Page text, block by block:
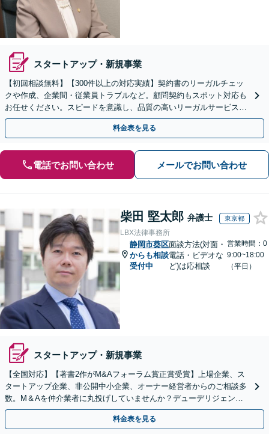
スタートアップ・新規事業
【初回相談無料】【300件以上の対応実績】契約書のリーガルチェッ
クや作成、企業間・従業員トラブルなど。顧問契約もスポット対応も
お任せください。スピードを意識し、品質の高いリーガルサービスを
提供に努めます【新静岡駅直結】【夜間・休日相談可】
料金表を見る
電話でお問い合わせ メールでお問い合わせ
柴田 堅太郎 弁護士 東京都
LBX法律事務所
静岡市葵区
からも相談
受付中
面談方法(対面・
電話・ビデオな
ど)は応相談
営業時間：0
9:00~18:00
（平日）
スタートアップ・新規事業
【全国対応】【著書2作がM&Aフォーラム賞正賞受賞】上場企業、ス
タートアップ企業、非公開中小企業、オーナー経営者からのご相談多
数。M＆Aを仲介業者に丸投げしていませんか？デューデリジェンス
や契約書作成・交渉はお任せください【初回無料】
料金表を見る